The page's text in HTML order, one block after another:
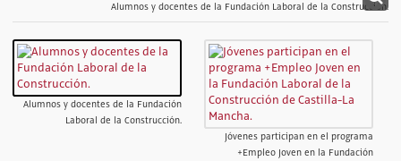
Alumnos y docentes de la Fundación Laboral de la Construcción.
Alumnos y docentes de la Fundación
Laboral de la Construcción.
Jóvenes participan en el programa
+Empleo Joven en la Fundación